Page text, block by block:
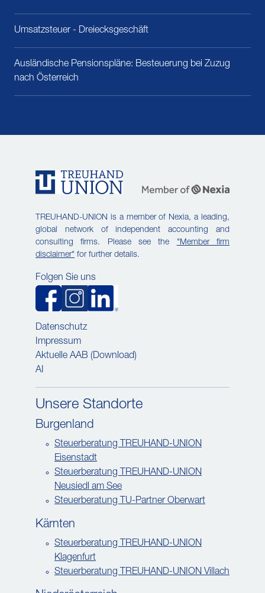
Umsatzsteuer - Dreiecksgeschäft
Ausländische Pensionspläne: Besteuerung bei Zuzug
nach Österreich
TREUHAND-UNION is a member of Nexia, a leading,
global network of independent accounting and
consulting firms. Please see the "Member firm
disclaimer" for further details.
Datenschutz
Impressum
Aktuelle AAB (Download)
AI
Folgen Sie uns
Unsere Standorte
Burgenland
Steuerberatung TREUHAND-UNION
Eisenstadt
Steuerberatung TREUHAND-UNION
Neusiedl am See
Steuerberatung TU-Partner Oberwart
Kärnten
Steuerberatung TREUHAND-UNION
Klagenfurt
Steuerberatung TREUHAND-UNION Villach